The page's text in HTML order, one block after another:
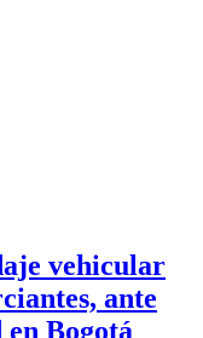
vehicular
ante
Bogotá